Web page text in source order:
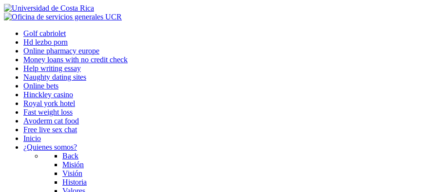
Golf cabriolet
Hd lezbo porn
Online pharmacy europe
Money loans with no credit check
Help writing essay
Naughty dating sites
Online bets
Hinckley casino
Royal york hotel
Fast weight loss
Avoderm cat food
Free live sex chat
Inicio
¿Quienes somos?
Back
Misión
Visión
Historia